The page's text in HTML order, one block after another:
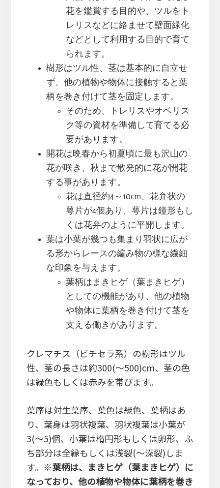
花を鑑賞する目的や、ツルをト
レリスなどに絡ませて壁面緑化
などとして利用する目的で育て
られます。
樹形はツル性、茎は基本的に自立せ
ず、他の植物や物体に接触すると葉
柄を巻き付けて茎を固定します。
そのため、トレリスやオベリス
ク等の資材を準備して育てる必
要があります。
開花は晩春から初夏頃に最も沢山の
花が咲き、秋まで散発的に花が開花
する事があります。
花は直径約4～10cm、花弁状の
萼片が4個あり、萼片は鐘形もし
くは花弁のように平開します。
葉は小葉が幾つも集まり羽状に広が
る形からレースの編み物の様な繊細
な印象を与えます。
葉柄はまきヒゲ（葉まきヒゲ）
としての機能があり、他の植物
や物体に葉柄を巻き付けて茎を
支える働きがあります。
クレマチス（ビチセラ系）の樹形はツル
性、茎の長さは約300(～500)cm、茎の色
は緑色もしくは赤みを帯びます。
葉序は対生葉序、葉色は緑色、葉柄はあ
り、葉身は羽状複葉、羽状複葉は小葉が
3(～5)個、小葉は楕円形もしくは卵形、ふ
ち部分は全縁もしくは浅裂(～深裂)しま
す。※葉柄は、まきヒゲ（葉まきヒゲ）に
なっており、他の植物や物体に葉柄を巻き